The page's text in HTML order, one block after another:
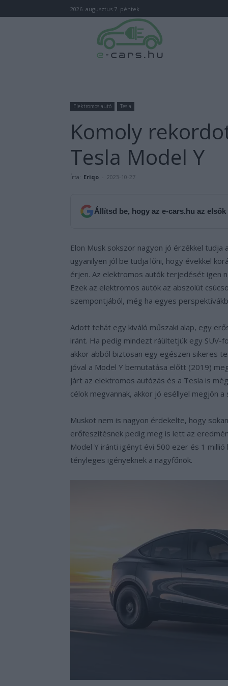
2026. augusztus 7. péntek
Elektromos autó Tesla
Komoly
Tesla Model Y
Írta: Eriqo - 2023-10-27
Állítsd be, hogy az e-cars.hu az
Elon Musk sokszor nagyon jó érzékkel
ugyanilyen jól be tudja lőni, hogy évekkel
érjen. Az elektromos autók terjedését igen
Ezek az elektromos autók az abszolút
szempontjából, még ha egyes
Adott tehát egy kiváló műszaki alap, egy
iránt. Ha pedig mindezt ráültetjük egy SUV-
akkor abból biztosan egy egészen sikeres
jóval a Model Y bemutatása előtt (2019)
járt az elektromos autózás és a Tesla is
célok megvannak, akkor jó eséllyel megjön
Muskot nem is nagyon érdekelte, hogy
erőfeszítésnek pedig meg is lett az
Model Y iránti igényt évi 500 ezer és 1
tényleges igényeknek a nagyfőnök.